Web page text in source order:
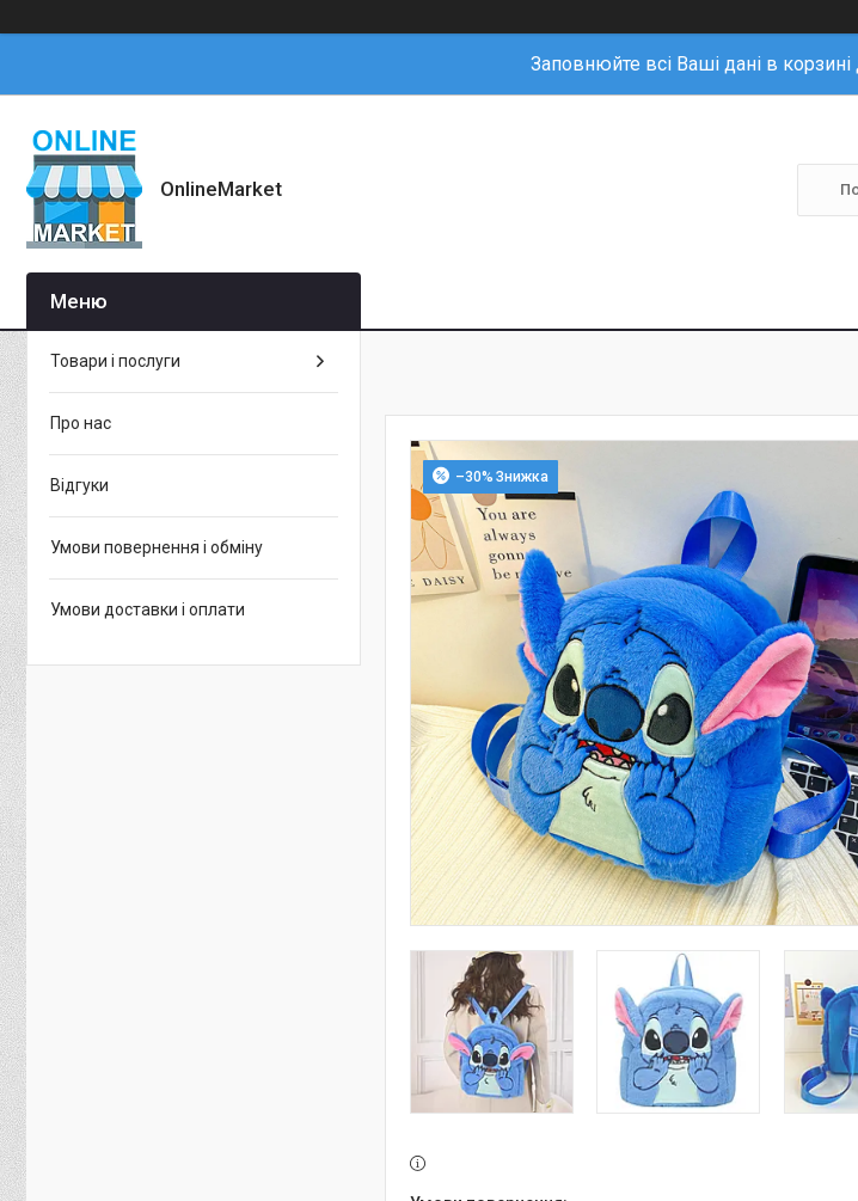
Заповнюйте всі Ваші дані в
OnlineMarket
–30%
Товари і послуги
Про нас
Відгуки
Умови повернення і обміну
Умови доставки і оплати